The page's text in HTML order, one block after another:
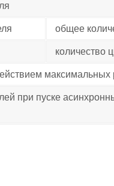
общее
количество
максимальных
при пуске